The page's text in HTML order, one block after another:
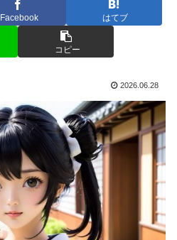
Facebook はてブ
コピー
2026.06.28